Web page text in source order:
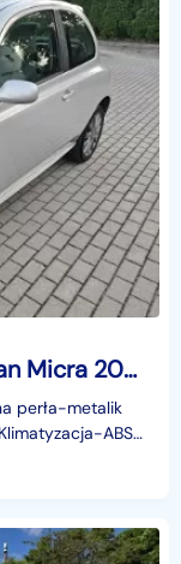
Nissan Micra III **Piękny NIssan Micra 2007r - Bogata wersja**
perła-metalik
ABS-